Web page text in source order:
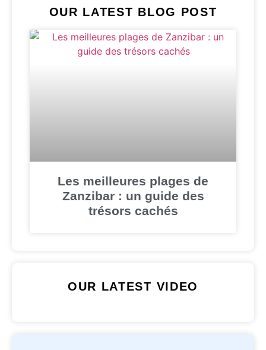
OUR LATEST BLOG POST
Les meilleures plages de
Zanzibar : un guide des
trésors cachés
OUR LATEST VIDEO